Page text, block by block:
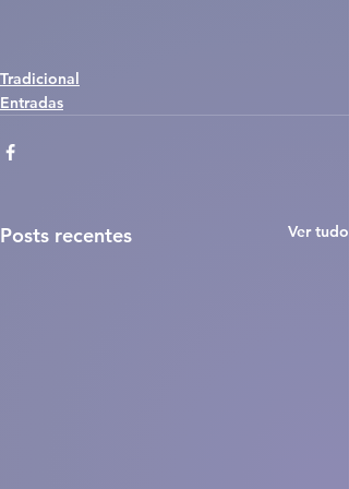
Tradicional
Entradas
Posts recentes Ver tudo